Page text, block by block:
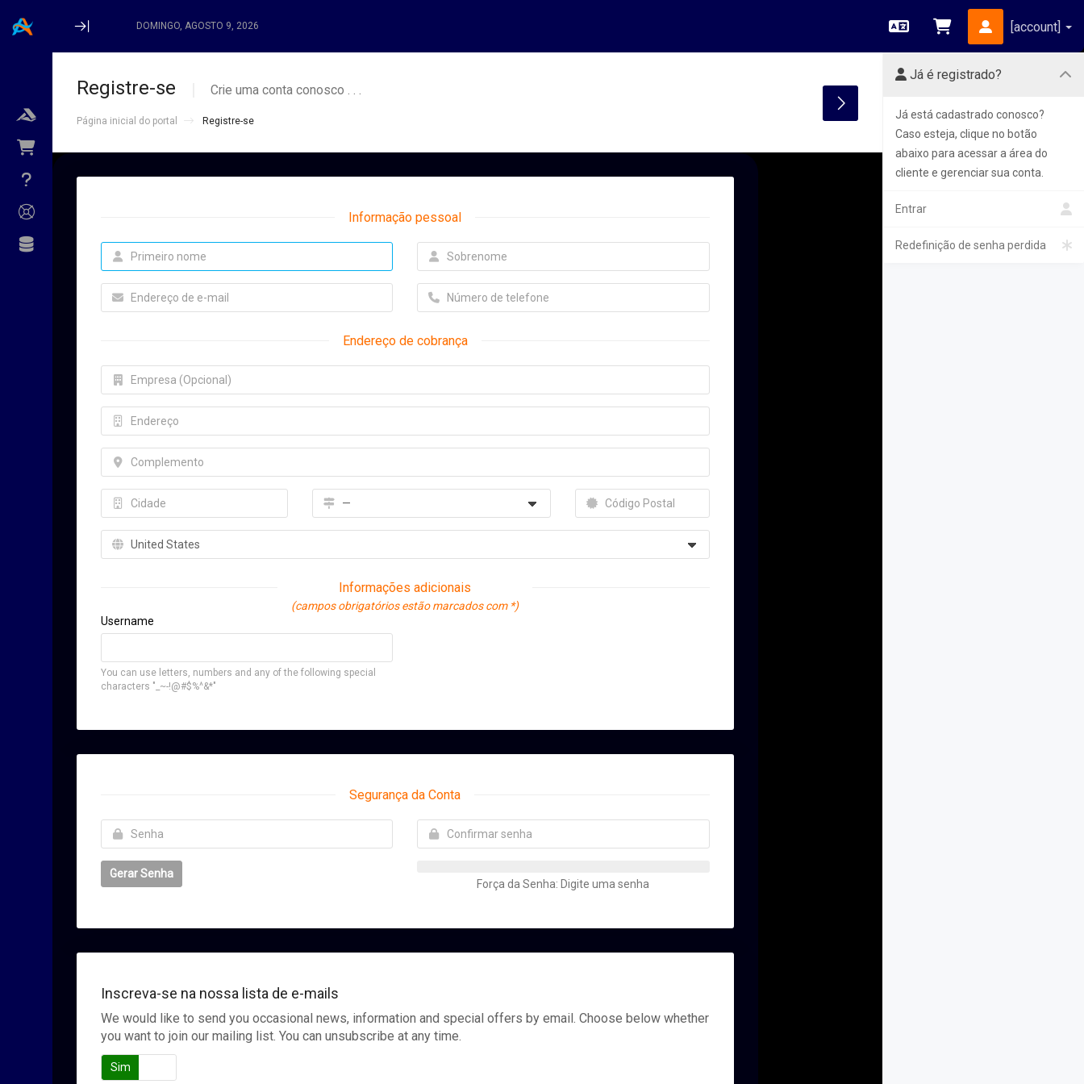
Minimize Menu
DOMINGO, AGOSTO 9, 2026
PortuguêsVisualizar carrinho
[account]
level_2_106
[navtransferdomain]
Registre-se Crie uma conta conosco . . .
Página inicial do portal Registre-se Toggle Sidebar
Informação pessoal
Endereço de cobrança
Informações adicionais
(campos obrigatórios estão marcados com *)
Username
You can use letters, numbers and any of the following special
characters "_~-!@#$%^&*"
Segurança da Conta
Gerar Senha
Força da Senha: Digite uma senha
Inscreva-se na nossa lista de e-mails
We would like to send you occasional news, information and special offers by email. Choose below whether
you want to join our mailing list. You can unsubscribe at any time.
Sim
Já é registrado?
Já está cadastrado conosco?
Caso esteja, clique no botão
abaixo para acessar a área do
cliente e gerenciar sua conta.
Entrar
Redefinição de senha perdida